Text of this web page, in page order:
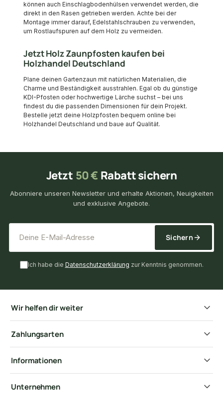
können auch Einschlagbodenhülsen verwendet werden, die
direkt in den Rasen getrieben werden. Achte bei der
Montage immer darauf, Edelstahlschrauben zu verwenden,
um Rostlaufspuren auf dem Holz zu vermeiden.
Jetzt Holz Zaunpfosten kaufen bei
Holzhandel Deutschland
Plane deinen Gartenzaun mit natürlichen Materialien, die
Charme und Beständigkeit ausstrahlen. Egal ob du günstige
KDI-Pfosten oder hochwertige Lärche suchst – bei uns
findest du die passenden Dimensionen für dein Projekt.
Bestelle jetzt deine Holzpfosten bequem online bei
Holzhandel Deutschland und baue auf Qualität.
Jetzt 50 € Rabatt sichern
Abonniere unseren Newsletter und erhalte Aktionen, Neuigkeiten
und exklusive Angebote.
Sichern
Ich habe die Datenschutzerklärung zur Kenntnis genommen.
Wir helfen dir weiter
Zahlungsarten
Informationen
Unternehmen